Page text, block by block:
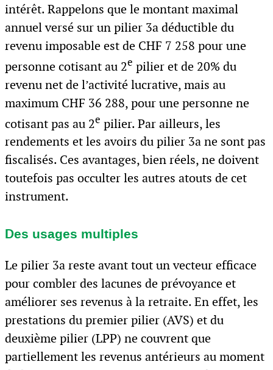
intérêt. Rappelons que le montant maximal
annuel versé sur un pilier 3a déductible du
revenu imposable est de CHF 7 258 pour une
personne cotisant au 2e pilier et de 20% du
revenu net de l’activité lucrative, mais au
maximum CHF 36 288, pour une personne ne
cotisant pas au 2e pilier. Par ailleurs, les
rendements et les avoirs du pilier 3a ne sont pas
fiscalisés. Ces avantages, bien réels, ne doivent
toutefois pas occulter les autres atouts de cet
instrument.
Des usages multiples
Le pilier 3a reste avant tout un vecteur efficace
pour combler des lacunes de prévoyance et
améliorer ses revenus à la retraite. En effet, les
prestations du premier pilier (AVS) et du
deuxième pilier (LPP) ne couvrent que
partiellement les revenus antérieurs au moment